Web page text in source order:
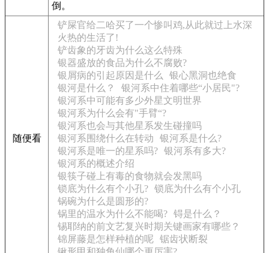
倒。
随便看
铲屎官给二哈买了一个惨叫鸡,从此就过上水深
火热的生活了!
铲齿象的牙齿为什么这么特殊
银器盛放的食品为什么不腐败?
银屑病的引起原因是什么
银心黑洞也绝食
银河是什么？
银河系中住着哪些“小居民"?
银河系中可能有多少外星文明世界
银河系为什么会有"手臂“?
银河系也会与其他星系发生碰撞吗
银河系围绕什么在转动
银河系是什么?
银河系是唯一的星系吗? 银河系有多大?
银河系的概述介绍
银筷子碰上有毒的食物就会发黑吗
锁底为什么有个小孔? 锁底为什么有个小孔
锅碗为什么是圆形的?
锅里的温水为什么不能喝? 锝是什么？
锡耶纳的前文艺复兴时期关键画家有哪些？
锦屏藤是怎样种植的呢 锯齿状断裂